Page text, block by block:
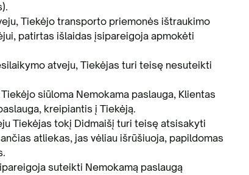
Tiekėjo transporto priemonės ištraukimo
patirtas išlaidas įsipareigoja apmokėti
atveju, Tiekėjas turi teisę nesuteikti
siūloma Nemokama paslauga, Klientas
kreipiantis į Tiekėją.
Tiekėjas tokį Didmaišį turi teisę atsisakyti
atliekas, jas vėliau išrūšiuoja, papildomas
suteikti Nemokamą paslaugą